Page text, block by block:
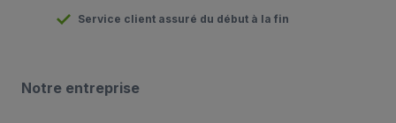
Service client assuré du début à la fin
Notre entreprise